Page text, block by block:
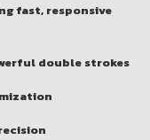
fast, responsive
double strokes